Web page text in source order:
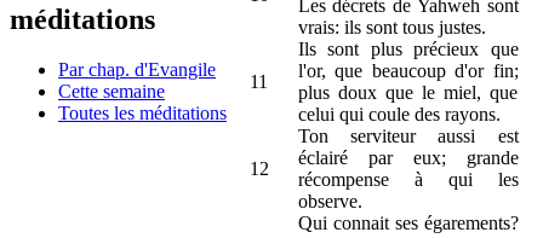
méditations
Par chap. d'Evangile
Cette semaine
Toutes les méditations
Les décrets de Yahweh sont
vrais: ils sont tous justes.
11
Ils sont plus précieux que
l'or, que beaucoup d'or fin;
plus doux que le miel, que
celui qui coule des rayons.
12
Ton serviteur aussi est
éclairé par eux; grande
récompense à qui les
observe.
Qui connait ses égarements?